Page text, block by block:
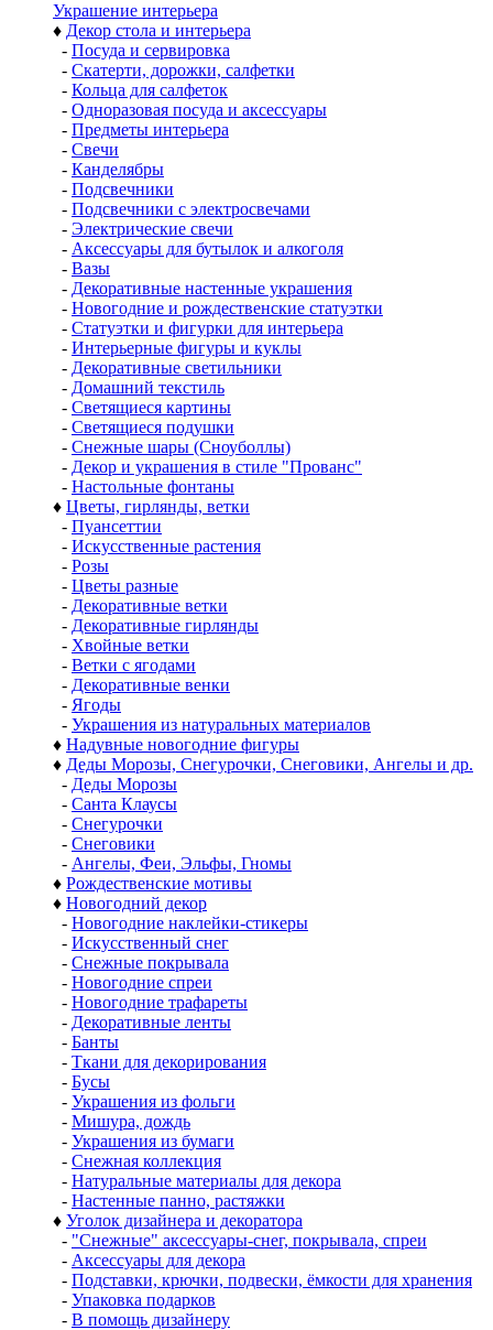
Украшение интерьера
♦ Декор стола и интерьера
- Посуда и сервировка
- Скатерти, дорожки, салфетки
- Кольца для салфеток
- Одноразовая посуда и аксессуары
- Предметы интерьера
- Свечи
- Канделябры
- Подсвечники
- Подсвечники с электросвечами
- Электрические свечи
- Аксессуары для бутылок и алкоголя
- Вазы
- Декоративные настенные украшения
- Новогодние и рождественские статуэтки
- Статуэтки и фигурки для интерьера
- Интерьерные фигуры и куклы
- Декоративные светильники
- Домашний текстиль
- Светящиеся картины
- Светящиеся подушки
- Снежные шары (Сноуболлы)
- Декор и украшения в стиле "Прованс"
- Настольные фонтаны
♦ Цветы, гирлянды, ветки
- Пуансеттии
- Искусственные растения
- Розы
- Цветы разные
- Декоративные ветки
- Декоративные гирлянды
- Хвойные ветки
- Ветки с ягодами
- Декоративные венки
- Ягоды
- Украшения из натуральных материалов
♦ Надувные новогодние фигуры
♦ Деды Морозы, Снегурочки, Снеговики, Ангелы и др.
- Деды Морозы
- Санта Клаусы
- Снегурочки
- Снеговики
- Ангелы, Феи, Эльфы, Гномы
♦ Рождественские мотивы
♦ Новогодний декор
- Новогодние наклейки-стикеры
- Искусственный снег
- Снежные покрывала
- Новогодние спреи
- Новогодние трафареты
- Декоративные ленты
- Банты
- Ткани для декорирования
- Бусы
- Украшения из фольги
- Мишура, дождь
- Украшения из бумаги
- Снежная коллекция
- Натуральные материалы для декора
- Настенные панно, растяжки
♦ Уголок дизайнера и декоратора
- "Снежные" аксессуары-снег, покрывала, спреи
- Аксессуары для декора
- Подставки, крючки, подвески, ёмкости для хранения
- Упаковка подарков
- В помощь дизайнеру